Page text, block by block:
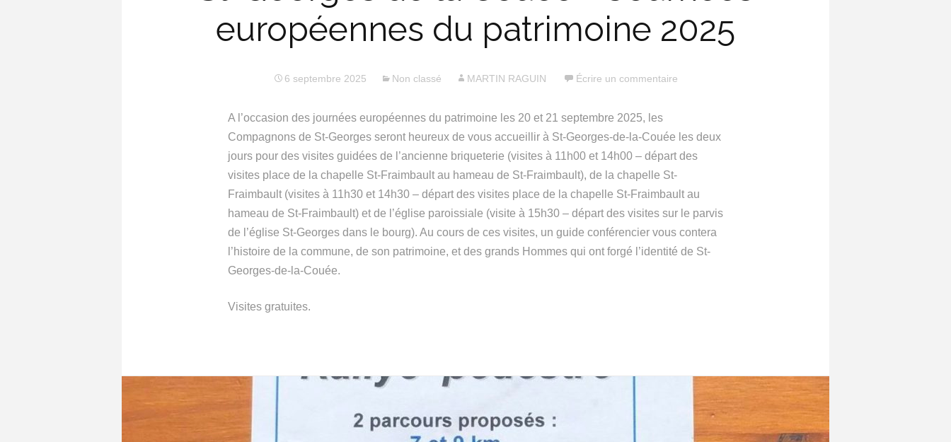
européennes du patrimoine 2025
6 septembre 2025 Non classé MARTIN RAGUIN Écrire un commentaire
A l’occasion des journées européennes du patrimoine les 20 et 21 septembre 2025, les
Compagnons de St-Georges seront heureux de vous accueillir à St-Georges-de-la-Couée les deux
jours pour des visites guidées de l’ancienne briqueterie (visites à 11h00 et 14h00 – départ des
visites place de la chapelle St-Fraimbault au hameau de St-Fraimbault), de la chapelle St-
Fraimbault (visites à 11h30 et 14h30 – départ des visites place de la chapelle St-Fraimbault au
hameau de St-Fraimbault) et de l’église paroissiale (visite à 15h30 – départ des visites sur le parvis
de l’église St-Georges dans le bourg). Au cours de ces visites, un guide conférencier vous contera
l’histoire de la commune, de son patrimoine, et des grands Hommes qui ont forgé l’identité de St-
Georges-de-la-Couée.
Visites gratuites.